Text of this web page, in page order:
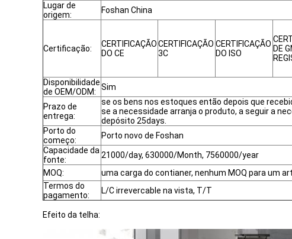
Lugar de
origem:
Foshan China
Certificação:
CERTIFICAÇÃO
DO CE
CERTIFICAÇÃO
3C
CERTIFICAÇÃO
DO ISO
DE
Disponibilidade
de OEM/ODM:
Sim
Prazo de
entrega:
se os bens nos estoques então depois que
se a necessidade arranja o produto, a seguir a
depósito 25days.
Porto do
começo:
Porto novo de Foshan
Capacidade da
fonte:
21000/day, 630000/Month, 7560000/year
MOQ:
uma carga do contianer, nenhum MOQ para um
Termos do
pagamento:
L/C irrevercable na vista, T/T
Efeito da telha: